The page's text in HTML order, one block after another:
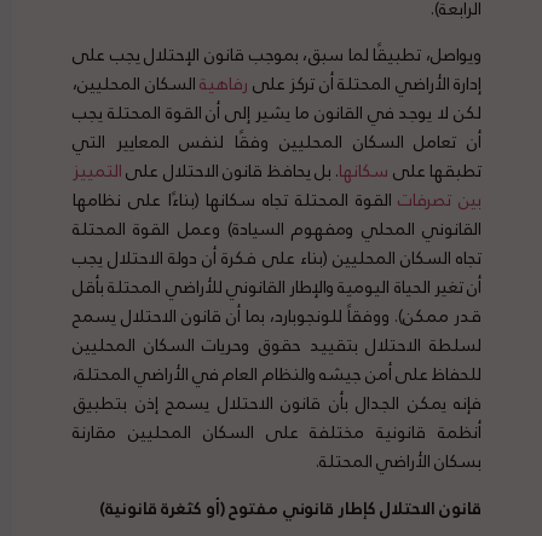
الرابعة).
ويواصل، تطبيقًا لما سبق، بموجب قانون الإحتلال يجب على
إدارة الأراضي المحتلة أن تركز علىرفاهيةالسكان المحليين،
لكن لا يوجد في القانون ما يشير إلى أن القوة المحتلة يجب
أن تعامل السكان المحليين وفقًا لنفس المعايير التي
تطبقها علىسكانها. بل يحافظ قانون الاحتلال علىالتمييز
بين تصرفاتالقوة المحتلة تجاه سكانها (بناءًا على نظامها
القانوني المحلي ومفهوم السيادة) وعمل القوة المحتلة
تجاه السكان المحليين (بناء على فكرة أن دولة الاحتلال يجب
أن تغير الحياة اليومية والإطار القانوني للأراضي المحتلة بأقل
قدر ممكن). ووفقاً للونجوبارد، بما أن قانون الاحتلال يسمح
لسلطة الاحتلال بتقييد حقوق وحريات السكان المحليين
للحفاظ على أمن جيشه والنظام العام في الأراضي المحتلة،
فإنه يمكن الجدال بأن قانون الاحتلال يسمح إذن بتطبيق
أنظمة قانونية مختلفة على السكان المحليين مقارنة
بسكان الأراضي المحتلة.
قانون الاحتلال كإطار قانوني مفتوح (أو كثغرة قانونية)